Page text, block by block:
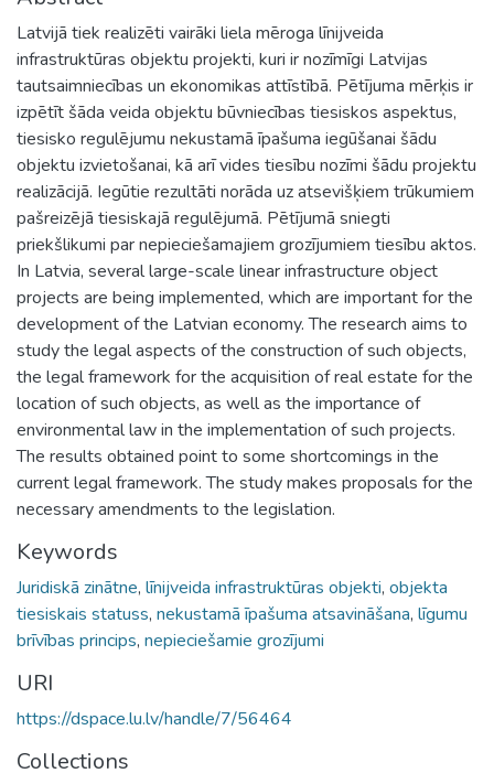
Latvijā tiek realizēti vairāki liela mēroga līnijveida
infrastruktūras objektu projekti, kuri ir nozīmīgi Latvijas
tautsaimniecības un ekonomikas attīstībā. Pētījuma mērķis ir
izpētīt šāda veida objektu būvniecības tiesiskos aspektus,
tiesisko regulējumu nekustamā īpašuma iegūšanai šādu
objektu izvietošanai, kā arī vides tiesību nozīmi šādu projektu
realizācijā. Iegūtie rezultāti norāda uz atsevišķiem trūkumiem
pašreizējā tiesiskajā regulējumā. Pētījumā sniegti
priekšlikumi par nepieciešamajiem grozījumiem tiesību aktos.
In Latvia, several large-scale linear infrastructure object
projects are being implemented, which are important for the
development of the Latvian economy. The research aims to
study the legal aspects of the construction of such objects,
the legal framework for the acquisition of real estate for the
location of such objects, as well as the importance of
environmental law in the implementation of such projects.
The results obtained point to some shortcomings in the
current legal framework. The study makes proposals for the
necessary amendments to the legislation.
Keywords
Juridiskā zinātne, līnijveida infrastruktūras objekti, objekta
tiesiskais statuss, nekustamā īpašuma atsavināšana, līgumu
brīvības princips, nepieciešamie grozījumi
URI
https://dspace.lu.lv/handle/7/56464
Collections